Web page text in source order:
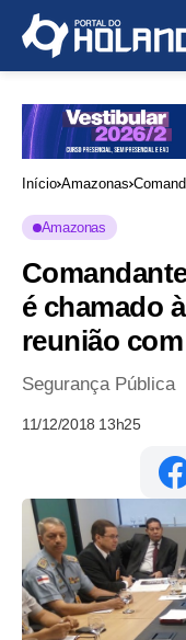
Início Amazonas
Amazonas
é chamado
reunião
Segurança Pública
11/12/2018 13h25